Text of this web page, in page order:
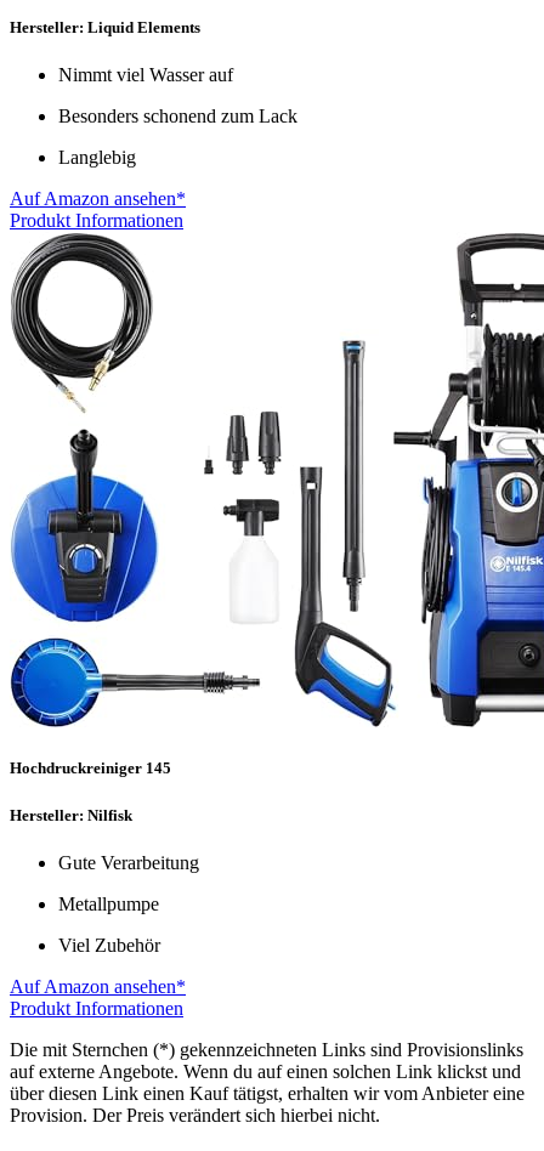
Hersteller: Liquid Elements
Nimmt viel Wasser auf
Besonders schonend zum Lack
Langlebig
Auf Amazon ansehen*
Produkt Informationen
Hochdruckreiniger 145
Hersteller: Nilfisk
Gute Verarbeitung
Metallpumpe
Viel Zubehör
Auf Amazon ansehen*
Produkt Informationen
Die mit Sternchen (*) gekennzeichneten Links sind Provisionslinks
auf externe Angebote. Wenn du auf einen solchen Link klickst und
über diesen Link einen Kauf tätigst, erhalten wir vom Anbieter eine
Provision. Der Preis verändert sich hierbei nicht.